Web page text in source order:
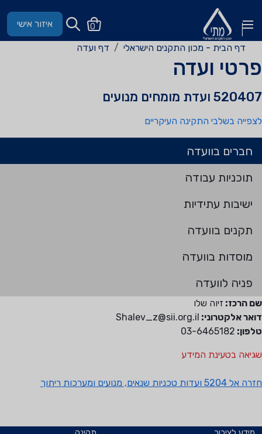
0 איזור אישי
דף הבית - מכון התקנים הישראלי דף ועדה
פרטי ועדה
520407 ועדת מומחים מנועים
לצפייה בשלבי התקינה העיקריים
חברים בוועדה
תוכניות עבודה
ישיבות עתידיות
תקנים בוועדה
מוסדות בוועדה
פניה לוועדה
שם הרכז: זיוה שלו
דואר אלקטרוני: Shalev_z@sii.org.il
טלפון: 03-6465182
שגיאה בטעינת המידע
חזרה אל 5204 ועדות טכניות שנאים, מנועים ומערכות ריתוך